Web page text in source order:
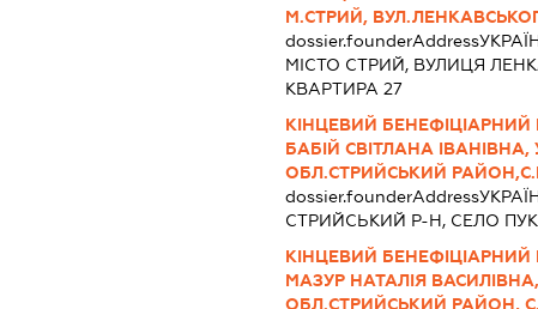
М.СТРИЙ,
dossier.founderAddress
МІСТО СТРИЙ, ВУЛИЦЯ
КВАРТИРА 27
КІНЦЕВИЙ
БАБІЙ СВІТЛАНА ІВАНІВНА,
ОБЛ.СТРИЙСЬКИЙ
dossier.founderAddress
СТРИЙСЬКИЙ Р-Н, СЕЛО
КІНЦЕВИЙ
МАЗУР НАТАЛІЯ
ОБЛ.СТРИЙСЬКИЙ РАЙОН,